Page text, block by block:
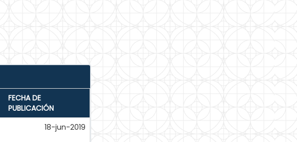
FECHA DE
PUBLICACIÓN
18-jun-2019